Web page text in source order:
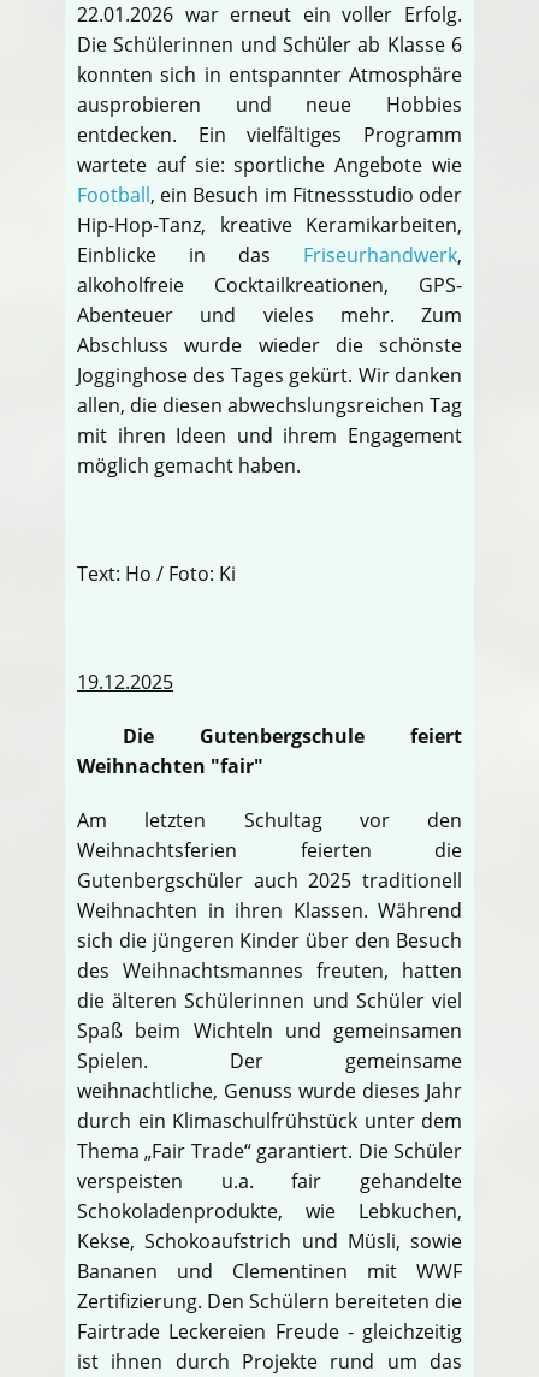
22.01.2026 war erneut ein voller Erfolg.
Die Schülerinnen und Schüler ab Klasse 6
konnten sich in entspannter Atmosphäre
ausprobieren und neue Hobbies
entdecken. Ein vielfältiges Programm
wartete auf sie: sportliche Angebote wie
Football, ein Besuch im Fitnessstudio oder
Hip-Hop-Tanz, kreative Keramikarbeiten,
Einblicke in das Friseurhandwerk,
alkoholfreie Cocktailkreationen, GPS-
Abenteuer und vieles mehr. Zum
Abschluss wurde wieder die schönste
Jogginghose des Tages gekürt. Wir danken
allen, die diesen abwechslungsreichen Tag
mit ihren Ideen und ihrem Engagement
möglich gemacht haben.
Text: Ho / Foto: Ki
19.12.2025
Die Gutenbergschule feiert
Weihnachten "fair"
Am letzten Schultag vor den
Weihnachtsferien feierten die
Gutenbergschüler auch 2025 traditionell
Weihnachten in ihren Klassen. Während
sich die jüngeren Kinder über den Besuch
des Weihnachtsmannes freuten, hatten
die älteren Schülerinnen und Schüler viel
Spaß beim Wichteln und gemeinsamen
Spielen. Der gemeinsame
weihnachtliche, Genuss wurde dieses Jahr
durch ein Klimaschulfrühstück unter dem
Thema „Fair Trade“ garantiert. Die Schüler
verspeisten u.a. fair gehandelte
Schokoladenprodukte, wie Lebkuchen,
Kekse, Schokoaufstrich und Müsli, sowie
Bananen und Clementinen mit WWF
Zertifizierung. Den Schülern bereiteten die
Fairtrade Leckereien Freude - gleichzeitig
ist ihnen durch Projekte rund um das